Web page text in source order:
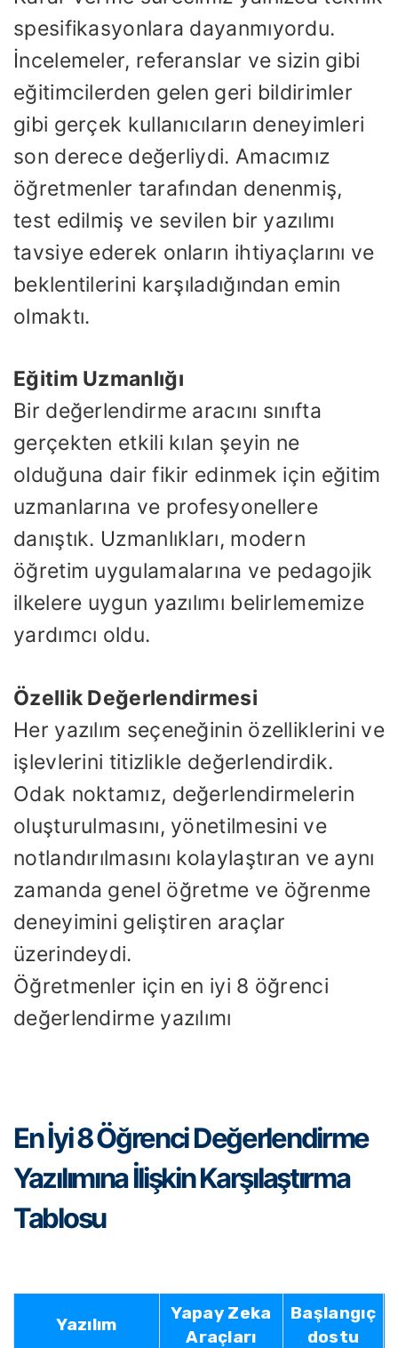
spesifikasyonlara dayanmıyordu.
İncelemeler, referanslar ve sizin gibi
eğitimcilerden gelen geri bildirimler
gibi gerçek kullanıcıların deneyimleri
son derece değerliydi. Amacımız
öğretmenler tarafından denenmiş,
test edilmiş ve sevilen bir yazılımı
tavsiye ederek onların ihtiyaçlarını ve
beklentilerini karşıladığından emin
olmaktı.
Eğitim Uzmanlığı
Bir değerlendirme aracını sınıfta
gerçekten etkili kılan şeyin ne
olduğuna dair fikir edinmek için eğitim
uzmanlarına ve profesyonellere
danıştık. Uzmanlıkları, modern
öğretim uygulamalarına ve pedagojik
ilkelere uygun yazılımı belirlememize
yardımcı oldu.
Özellik Değerlendirmesi
Her yazılım seçeneğinin özelliklerini ve
işlevlerini titizlikle değerlendirdik.
Odak noktamız, değerlendirmelerin
oluşturulmasını, yönetilmesini ve
notlandırılmasını kolaylaştıran ve aynı
zamanda genel öğretme ve öğrenme
deneyimini geliştiren araçlar
üzerindeydi.
Öğretmenler için en iyi 8 öğrenci
değerlendirme yazılımı
En İyi 8 Öğrenci Değerlendirme
Yazılımına İlişkin Karşılaştırma
Tablosu
Yazılım
Yapay Zeka
Araçları
Başlangıç
​​dostu